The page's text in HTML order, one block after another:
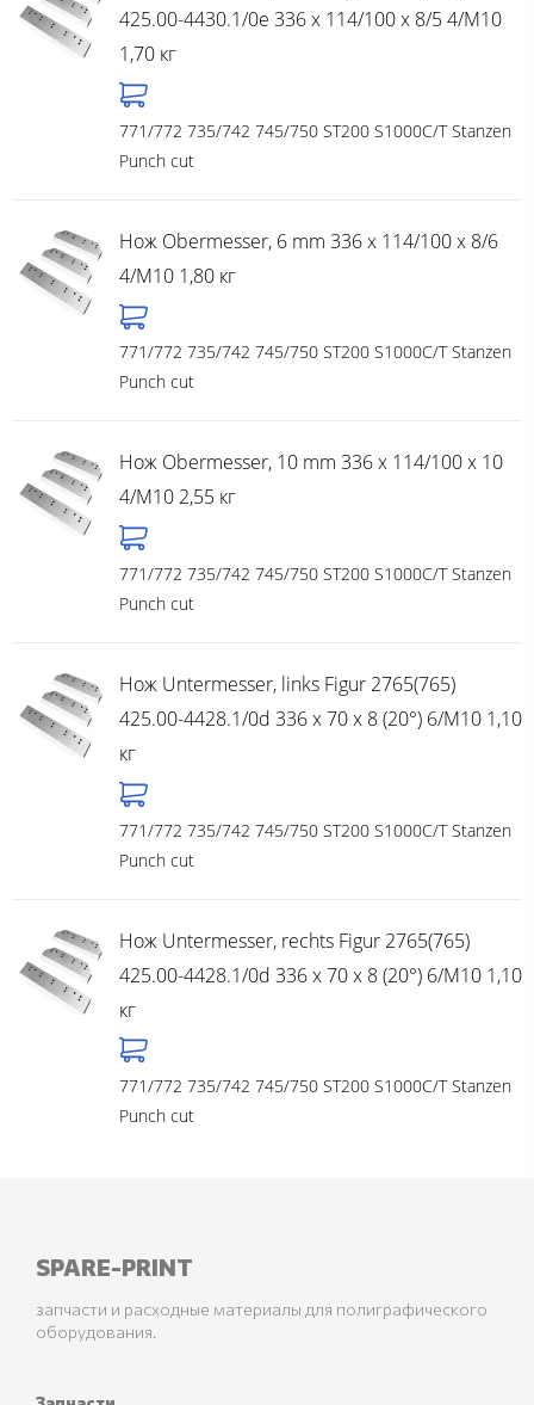
425.00-4430.1/0e 336 x 114/100 x 8/5 4/M10
1,70 кг
771/772 735/742 745/750 ST200 S1000C/T Stanzen
Punch cut
Нож Obermesser, 6 mm 336 x 114/100 x 8/6
4/M10 1,80 кг
771/772 735/742 745/750 ST200 S1000C/T Stanzen
Punch cut
Нож Obermesser, 10 mm 336 x 114/100 x 10
4/M10 2,55 кг
771/772 735/742 745/750 ST200 S1000C/T Stanzen
Punch cut
Нож Untermesser, links Figur 2765(765)
425.00-4428.1/0d 336 x 70 x 8 (20°) 6/M10 1,10
кг
771/772 735/742 745/750 ST200 S1000C/T Stanzen
Punch cut
Нож Untermesser, rechts Figur 2765(765)
425.00-4428.1/0d 336 x 70 x 8 (20°) 6/M10 1,10
кг
771/772 735/742 745/750 ST200 S1000C/T Stanzen
Punch cut
SPARE-PRINT
запчасти и расходные материалы для полиграфического
оборудования.